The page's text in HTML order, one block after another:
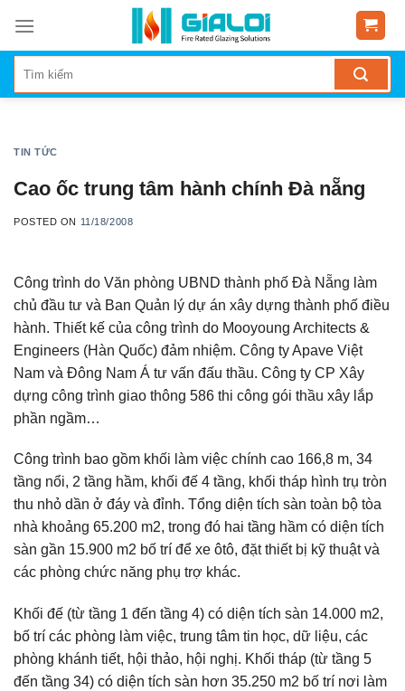
content
TIN TỨC
Cao ốc trung tâm hành chính Đà nẵng
POSTED ON 11/18/2008
Công trình do Văn phòng UBND thành phố Đà Nẵng làm
chủ đầu tư và Ban Quản lý dự án xây dựng thành phố điều
hành. Thiết kế của công trình do Mooyoung Architects &
Engineers (Hàn Quốc) đảm nhiệm. Công ty Apave Việt
Nam và Đông Nam Á tư vấn đấu thầu. Công ty CP Xây
dựng công trình giao thông 586 thi công gói thầu xây lắp
phần ngầm…
Công trình bao gồm khối làm việc chính cao 166,8 m, 34
tầng nổi, 2 tầng hầm, khối đế 4 tầng, khối tháp hình trụ tròn
thu nhỏ dần ở đáy và đỉnh. Tổng diện tích sàn toàn bộ tòa
nhà khoảng 65.200 m2, trong đó hai tầng hầm có diện tích
sàn gần 15.900 m2 bố trí để xe ôtô, đặt thiết bị kỹ thuật và
các phòng chức năng phụ trợ khác.
Khối đế (từ tầng 1 đến tầng 4) có diện tích sàn 14.000 m2,
bố trí các phòng làm việc, trung tâm tin học, dữ liệu, các
phòng khánh tiết, hội thảo, hội nghị. Khối tháp (từ tầng 5
đến tầng 34) có diện tích sàn hơn 35.250 m2 bố trí nơi làm